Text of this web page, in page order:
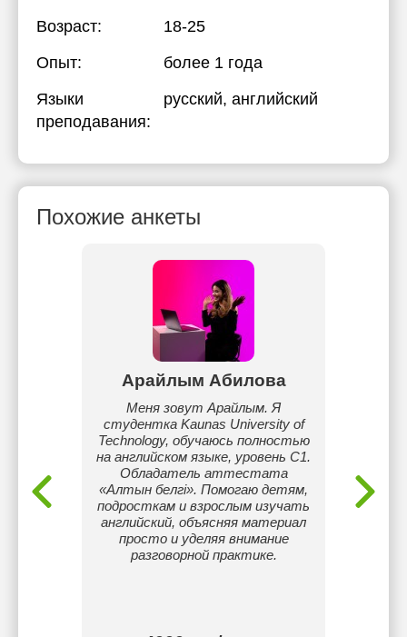
Возраст:
18-25
Опыт:
более 1 года
Языки
преподавания:
русский, английский
Похожие анкеты
Арайлым Абилова
Меня зовут Арайлым. Я
студентка Kaunas University of
Technology, обучаюсь полностью
на английском языке, уровень C1.
Обладатель аттестата
«Алтын белгі». Помогаю детям,
подросткам и взрослым изучать
английский, объясняя материал
просто и уделяя внимание
разговорной практике.
B2,